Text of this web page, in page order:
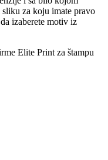
za koju imate pravo
izaberete motiv iz
Elite Print za štampu